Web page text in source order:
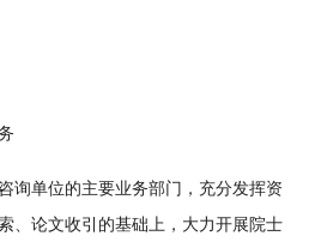
询单位的主要业务部门，充分发挥资
、论文收引的基础上，大力开展院士